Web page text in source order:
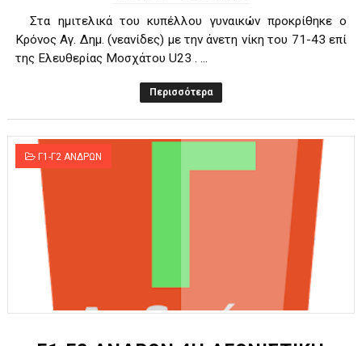
Στα ημιτελικά του κυπέλλου γυναικών προκρίθηκε ο
Κρόνος Αγ. Δημ. (νεανίδες) με την άνετη νίκη του 71-43 επί
της Ελευθερίας Μοσχάτου U23 . ...
Περισσότερα
Γ1-Γ2 ΑΝΔΡΩΝ